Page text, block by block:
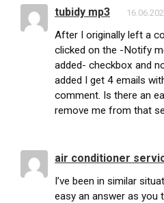
tubidy mp3
After I originally left a
clicked on the -Notify
added- checkbox and
added I get 4 emails
comment. Is there an
remove me from that
air conditioner
I’ve been in similar
easy an answer as you